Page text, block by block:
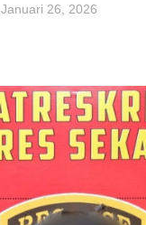
Januari 26, 2026